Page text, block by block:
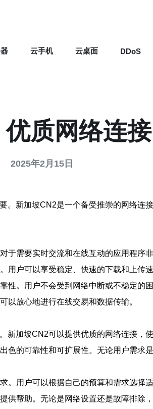
云手机 云桌面 DDoS
质网络连
2025年2月15日
新加坡CN2是一个备受推崇的网络连
需要实时交流和在线互动的应用程序非
用户可以享受稳定、快速的下载和上传速
性。用户不会受到网络中断或不稳定的困
以放心地进行在线交易和数据传输。
新加坡CN2可以提供优质的网络连接，
色的可靠性和可扩展性。无论用户需求
用户可以根据自己的预算和需求选择适
帮助。无论是网络设置还是故障排除